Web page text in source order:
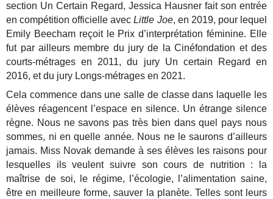
section Un Certain Regard, Jessica Hausner fait son entrée
en compétition officielle avecLittle Joe, en 2019, pour lequel
Emily Beecham reçoit le Prix d’interprétation féminine. Elle
fut par ailleurs membre du jury de la Cinéfondation et des
courts-métrages en 2011, du jury Un certain Regard en
2016, et du jury Longs-métrages en 2021.
Cela commence dans une salle de classe dans laquelle les
élèves réagencent l’espace en silence. Un étrange silence
règne. Nous ne savons pas très bien dans quel pays nous
sommes, ni en quelle année. Nous ne le saurons d’ailleurs
jamais. Miss Novak demande à ses élèves les raisons pour
lesquelles ils veulent suivre son cours de nutrition : la
maîtrise de soi, le régime, l’écologie, l’alimentation saine,
être en meilleure forme, sauver la planète. Telles sont leurs